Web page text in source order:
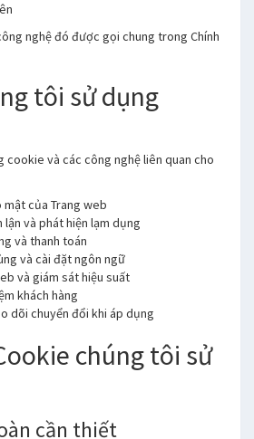
nghệ đó được gọi chung trong Chính
tôi sử dụng
cookie và các công nghệ liên quan cho
mật của Trang web
và phát hiện lạm dụng
và thanh toán
và cài đặt ngôn ngữ
và giám sát hiệu suất
khách hàng
dõi chuyển đổi khi áp dụng
chúng tôi sử
cần thiết